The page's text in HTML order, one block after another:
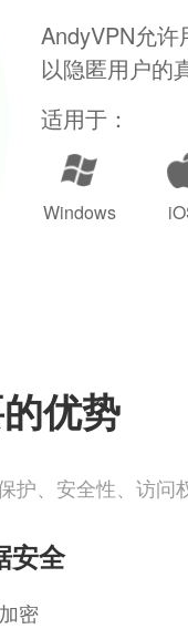
AndyVPN允
以隐匿用户的
适用于：
Windows
优势
护、安全性、访问
安全
密